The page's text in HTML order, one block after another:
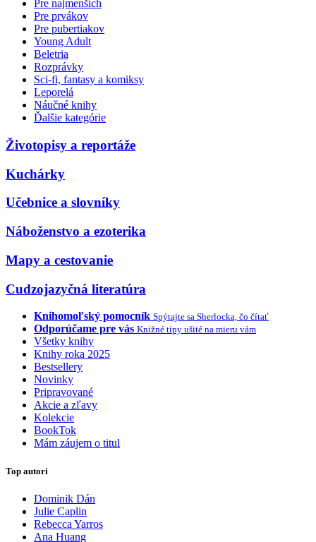
Pre najmenších
Pre prvákov
Pre pubertiakov
Young Adult
Beletria
Rozprávky
Sci-fi, fantasy a komiksy
Leporelá
Náučné knihy
Ďalšie kategórie
Životopisy a reportáže
Kuchárky
Učebnice a slovníky
Náboženstvo a ezoterika
Mapy a cestovanie
Cudzojazyčná literatúra
Knihomoľský pomocník Spýtajte sa Sherlocka, čo čítať
Odporúčame pre vás Knižné tipy ušité na mieru vám
Všetky knihy
Knihy roka 2025
Bestsellery
Novinky
Pripravované
Akcie a zľavy
Kolekcie
BookTok
Mám záujem o titul
Top autori
Dominik Dán
Julie Caplin
Rebecca Yarros
Ana Huang